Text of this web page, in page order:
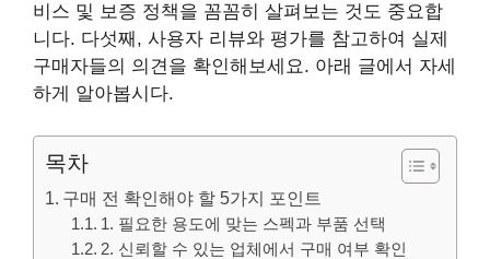
비스 및 보증 정책을 꼼꼼히 살펴보는 것도 중요합
니다. 다섯째, 사용자 리뷰와 평가를 참고하여 실제
구매자들의 의견을 확인해보세요. 아래 글에서 자세
하게 알아봅시다.
목차
구매 전 확인해야 할 5가지 포인트
1. 필요한 용도에 맞는 스펙과 부품 선택
2. 신뢰할 수 있는 업체에서 구매 여부 확인